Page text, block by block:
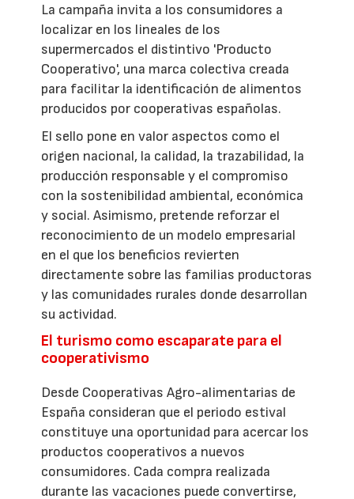
La campaña invita a los consumidores a
localizar en los lineales de los
supermercados el distintivo 'Producto
Cooperativo', una marca colectiva creada
para facilitar la identificación de alimentos
producidos por cooperativas españolas.
El sello pone en valor aspectos como el
origen nacional, la calidad, la trazabilidad, la
producción responsable y el compromiso
con la sostenibilidad ambiental, económica
y social. Asimismo, pretende reforzar el
reconocimiento de un modelo empresarial
en el que los beneficios revierten
directamente sobre las familias productoras
y las comunidades rurales donde desarrollan
su actividad.
El turismo como escaparate para el
cooperativismo
Desde Cooperativas Agro-alimentarias de
España consideran que el periodo estival
constituye una oportunidad para acercar los
productos cooperativos a nuevos
consumidores. Cada compra realizada
durante las vacaciones puede convertirse,